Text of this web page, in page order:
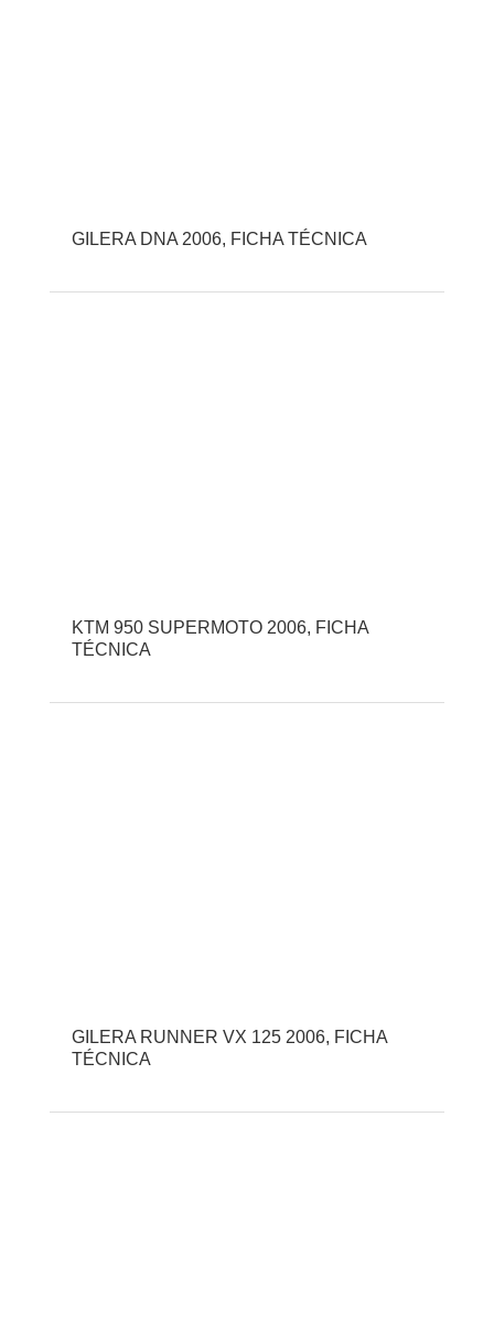
GILERA DNA 2006, FICHA TÉCNICA
KTM 950 SUPERMOTO 2006, FICHA
TÉCNICA
GILERA RUNNER VX 125 2006, FICHA
TÉCNICA